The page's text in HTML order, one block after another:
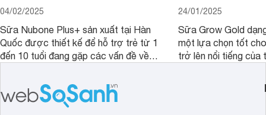
04/02/2025
Sữa Nubone Plus+ sản xuất tại Hàn
Quốc được thiết kế để hỗ trợ trẻ từ 1
đến 10 tuổi đang gặp các vấn đề về
dinh dưỡng. Sản phẩm đến từ thương
hiệu Lotte đứng số 1 Hàn Quốc, với
mức giá thành ổn phù hợp với người
24/01/2025
Sữa Grow Gold
một lựa chọn tốt
trở lên nổi tiếng của
Malaysia. Với thành
đầy đủ và hương vị